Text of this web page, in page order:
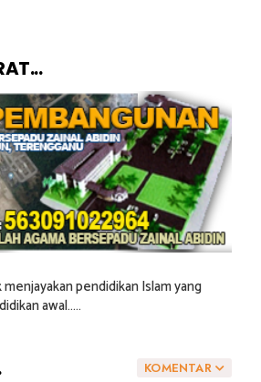
pendidikan Islam yang
awal.....
KOMENTAR